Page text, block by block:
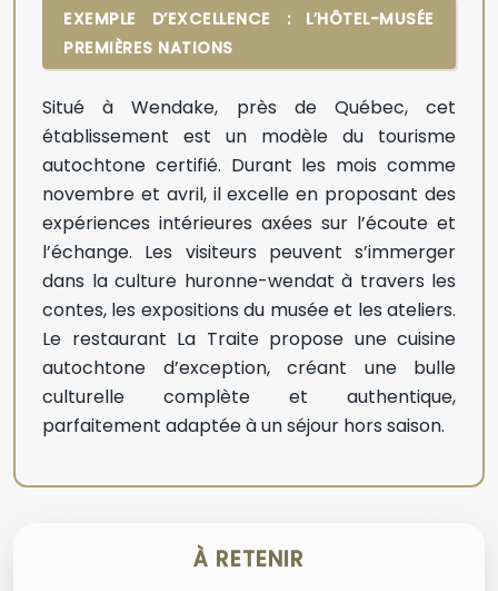
EXEMPLE D’EXCELLENCE : L’HÔTEL-MUSÉE
PREMIÈRES NATIONS
Situé à Wendake, près de Québec, cet
établissement est un modèle du tourisme
autochtone certifié. Durant les mois comme
novembre et avril, il excelle en proposant des
expériences intérieures axées sur l’écoute et
l’échange. Les visiteurs peuvent s’immerger
dans la culture huronne-wendat à travers les
contes, les expositions du musée et les ateliers.
Le restaurant La Traite propose une cuisine
autochtone d’exception, créant une bulle
culturelle complète et authentique,
parfaitement adaptée à un séjour hors saison.
À RETENIR